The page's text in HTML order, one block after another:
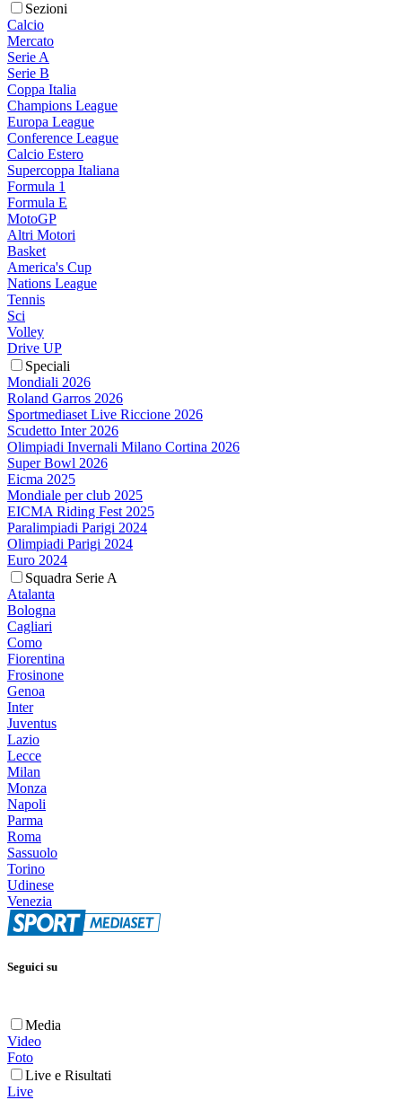
Sezioni
Calcio
Mercato
Serie A
Serie B
Coppa Italia
Champions League
Europa League
Conference League
Calcio Estero
Supercoppa Italiana
Formula 1
Formula E
MotoGP
Altri Motori
Basket
America's Cup
Nations League
Tennis
Sci
Volley
Drive UP
Speciali
Mondiali 2026
Roland Garros 2026
Sportmediaset Live Riccione 2026
Scudetto Inter 2026
Olimpiadi Invernali Milano Cortina 2026
Super Bowl 2026
Eicma 2025
Mondiale per club 2025
EICMA Riding Fest 2025
Paralimpiadi Parigi 2024
Olimpiadi Parigi 2024
Euro 2024
Squadra Serie A
Atalanta
Bologna
Cagliari
Como
Fiorentina
Frosinone
Genoa
Inter
Juventus
Lazio
Lecce
Milan
Monza
Napoli
Parma
Roma
Sassuolo
Torino
Udinese
Venezia
Seguici su
Media
Video
Foto
Live e Risultati
Live